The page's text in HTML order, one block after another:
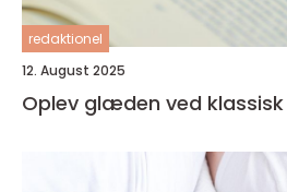
redaktionel
12. August 2025
Oplev glæden ved